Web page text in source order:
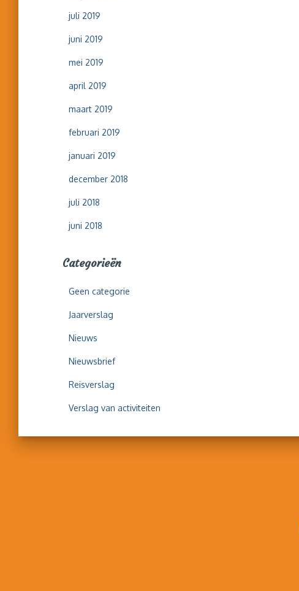
juli 2019
juni 2019
mei 2019
april 2019
maart 2019
februari 2019
januari 2019
december 2018
juli 2018
juni 2018
Categorieën
Geen categorie
Jaarverslag
Nieuws
Nieuwsbrief
Reisverslag
Verslag van activiteiten